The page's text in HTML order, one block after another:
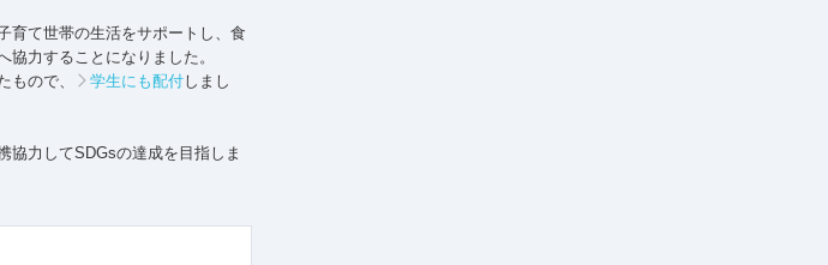
育て世帯の生活をサポートし、食
力することになりました。
もので、
学生にも配付しまし
協力してSDGsの達成を目指しま